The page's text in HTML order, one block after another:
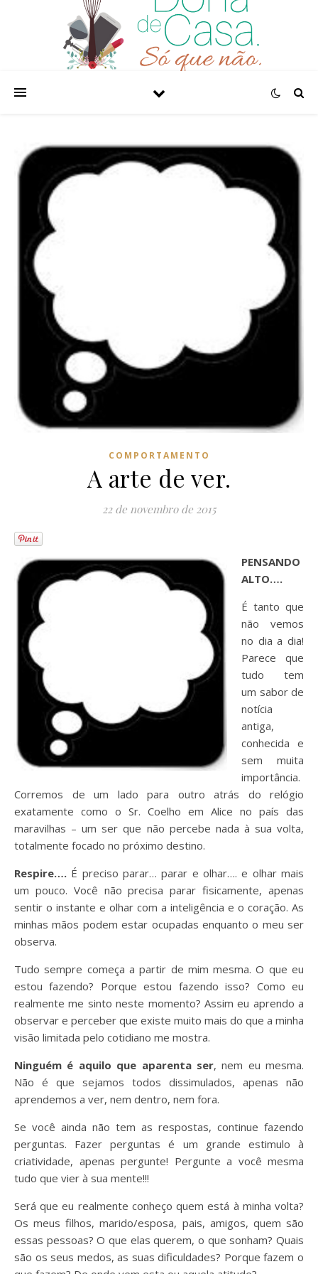
COMPORTAMENTO
A arte de ver.
22 de novembro de 2015
PENSANDO
ALTO….
É tanto que
não vemos
no dia a dia!
Parece que
tudo tem
um sabor de
notícia
antiga,
conhecida e
sem muita
importância.
Corremos de um lado para outro atrás do relógio
exatamente como o Sr. Coelho em Alice no país das
maravilhas – um ser que não percebe nada à sua volta,
totalmente focado no próximo destino.
Respire…. É preciso parar… parar e olhar…. e olhar mais
um pouco. Você não precisa parar fisicamente, apenas
sentir o instante e olhar com a inteligência e o coração. As
minhas mãos podem estar ocupadas enquanto o meu ser
observa.
Tudo sempre começa a partir de mim mesma. O que eu
estou fazendo? Porque estou fazendo isso? Como eu
realmente me sinto neste momento? Assim eu aprendo a
observar e perceber que existe muito mais do que a minha
visão limitada pelo cotidiano me mostra.
Ninguém é aquilo que aparenta ser, nem eu mesma.
Não é que sejamos todos dissimulados, apenas não
aprendemos a ver, nem dentro, nem fora.
Se você ainda não tem as respostas, continue fazendo
perguntas. Fazer perguntas é um grande estimulo à
criatividade, apenas pergunte! Pergunte a você mesma
tudo que vier à sua mente!!!
Será que eu realmente conheço quem está à minha volta?
Os meus filhos, marido/esposa, pais, amigos, quem são
essas pessoas? O que elas querem, o que sonham? Quais
são os seus medos, as suas dificuldades? Porque fazem o